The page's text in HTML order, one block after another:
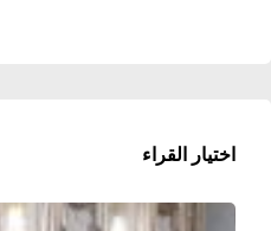
اختيار القراء